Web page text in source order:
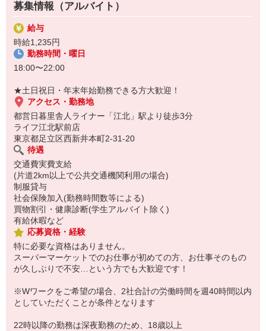
募集情報（アルバイト）
給与
時給1,235円
勤務時間・曜日
18:00〜22:00
★土日祝日・年末年始勤務できる方大歓迎！
アクセス・勤務地
都営日暮里舎人ライナー「江北」駅より徒歩3分
ライフ江北駅前店
東京都足立区西新井本町2-31-20
待遇
交通費実費支給
(片道2km以上で公共交通機関利用の場合)
制服貸与
社会保険加入(勤務時間数等による)
買物割引・健康診断(学生アルバイト除く)
有給休暇など
応募資格・経験
特に必要な資格はありません。
スーパーマーケットでのお仕事が初めての方、お仕事そのもの
が久しぶりで不安…という方でも大歓迎です！
※Wワークをご希望の場合、2社合計の労働時間を週40時間以内
としていただくことが条件となります
22時以降の勤務は深夜勤務のため、18歳以上